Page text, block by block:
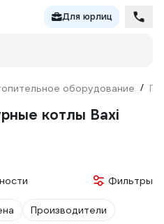
Для юрлиц
оборудование /
котлы Baxi
Фильтры
Производители